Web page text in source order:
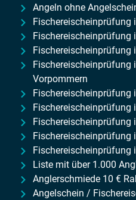
Angeln ohne
Fischereischeinprüfung
Fischereischeinprüfung
Fischereischeinprüfung
Fischereischeinprüfung
Vorpommern
Fischereischeinprüfung
Fischereischeinprüfung
Fischereischeinprüfung
Fischereischeinprüfung
Fischereischeinprüfung
Liste mit über 1.000
Anglerschmiede 10 €
Angelschein /